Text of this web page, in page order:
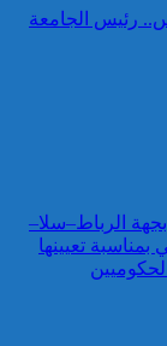
رئيس الجامعة
الرباط–سلا–
تعيينها